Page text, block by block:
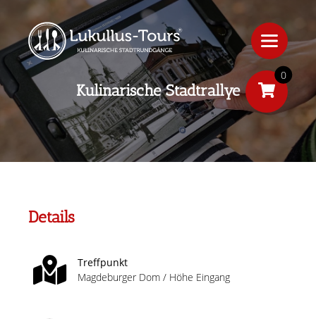
Kulinarische Stadtrallye
Details
Treffpunkt
Magdeburger Dom / Höhe Eingang
0